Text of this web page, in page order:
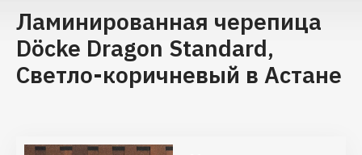
Ламинированная черепица
Döcke Dragon Standard,
Светло-коричневый в Астане